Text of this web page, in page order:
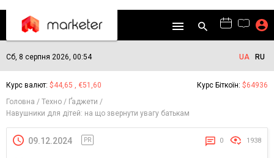
Сб, 8 серпня 2026, 00:54 UA RU
Курс валют: $44,65 , €51,60 Курс Біткоїн: $64936
Головна
Техно
Ґаджети
Навушники для дітей: на що звернути увагу батькам
09.12.2024 PR 0 1938